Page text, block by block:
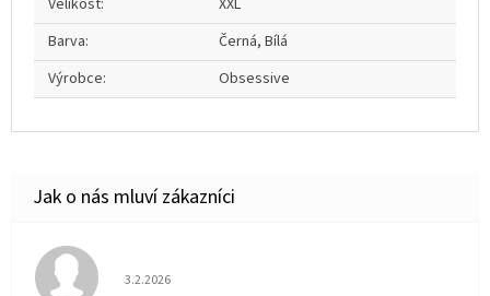
Barva:
Černá, Bílá
Výrobce: Obsessive
Hodnocení obchodu je 5 z 5 hvězdiček.
3.2.2026